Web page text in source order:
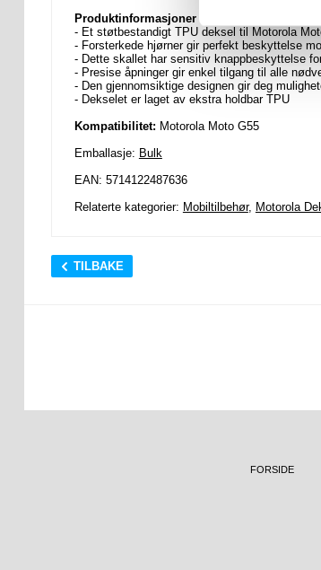
Produktinformasjoner
- Et støtbestandigt TPU deksel til Motorola
- Forsterkede hjørner gir perfekt beskyttelse
- Dette skallet har sensitiv knappbeskyttelse
- Presise åpninger gir enkel tilgang til alle
- Den gjennomsiktige designen gir deg
- Dekselet er laget av ekstra holdbar TPU
Kompatibilitet: Motorola Moto G55
Emballasje: Bulk
EAN: 5714122487636
Relaterte kategorier: Mobiltilbehør, Motorola
TILBAKE
FORSIDE